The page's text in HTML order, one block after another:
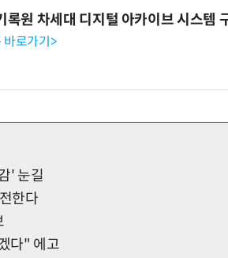
록원 차세대 디지털 아카이브 시스템
바로가기>
' 눈길
한다
다" 에고